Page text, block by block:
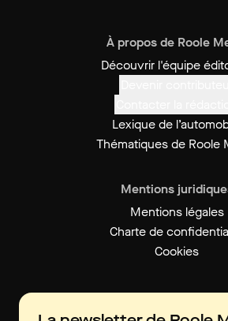
À propos de Roole
Découvrir l'équipe
Lexique de
Thématiques de Roole
Mentions
Mentions légales
Charte de
Cookies